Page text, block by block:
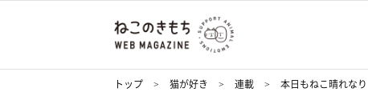
トップ 猫が好き 連載 本日もねこ晴れなり